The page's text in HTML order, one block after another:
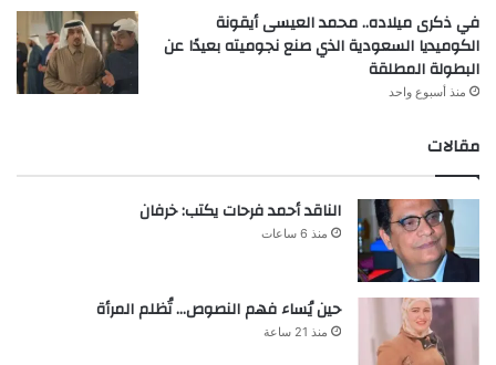
في ذكرى ميلاده.. محمد العيسى أيقونة
الكوميديا السعودية الذي صنع نجوميته بعيدًا عن
البطولة المطلقة
منذ أسبوع واحد
مقالات
الناقد أحمد فرحات يكتب: خرفان
منذ 6 ساعات
حين يُساء فهم النصوص… تُظلم المرأة
منذ 21 ساعة